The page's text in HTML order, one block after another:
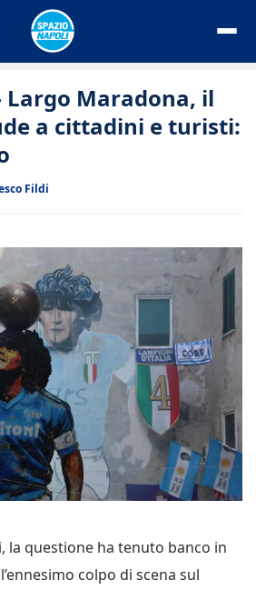
Largo Maradona, il
a cittadini e turisti:
Fildi
la questione ha tenuto banco in
colpo di scena sul